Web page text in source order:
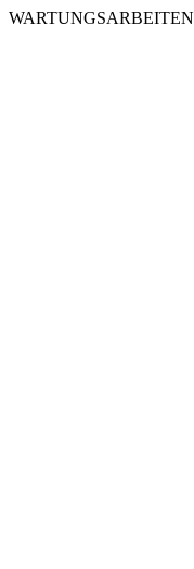
WARTUNGSARBEITEN